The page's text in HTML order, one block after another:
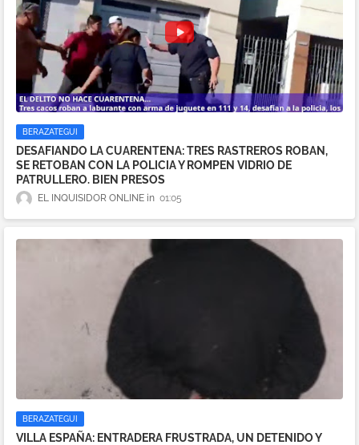
BERAZATEGUI
DESAFIANDO LA CUARENTENA: TRES RASTREROS ROBAN,
SE RETOBAN CON LA POLICIA Y ROMPEN VIDRIO DE
PATRULLERO. BIEN PRESOS
EL INQUISIDOR ONLINE 01:05
BERAZATEGUI
VILLA ESPAÑA: ENTRADERA FRUSTRADA, UN DETENIDO Y